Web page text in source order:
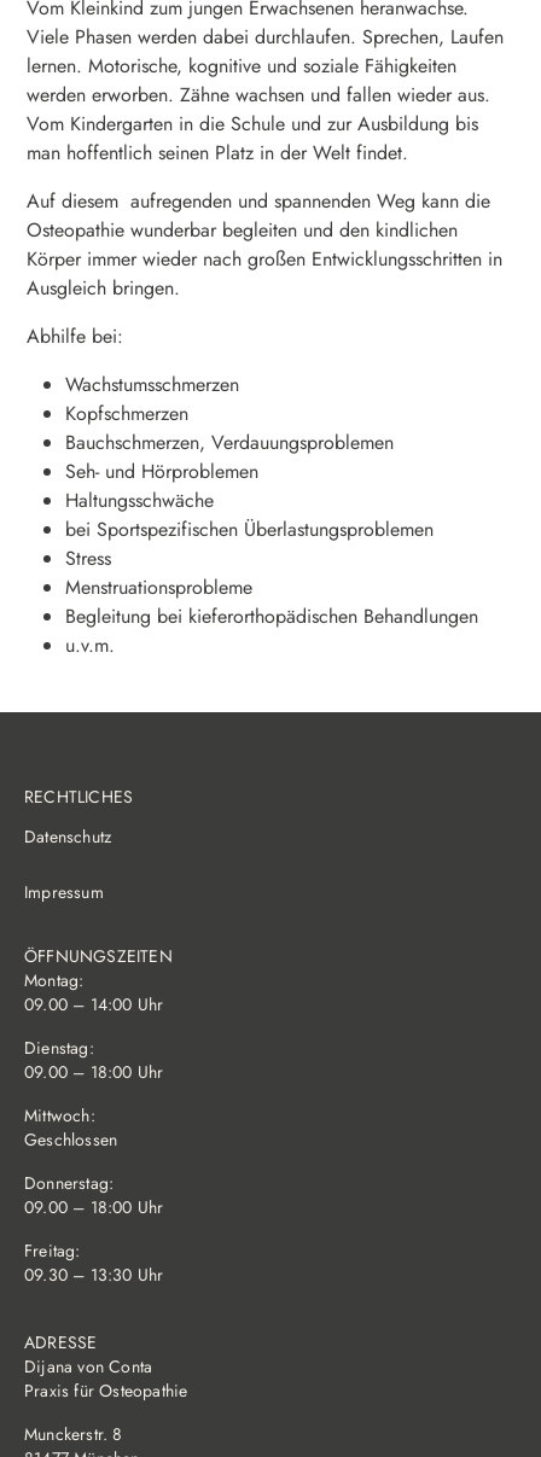
Vom Kleinkind zum jungen Erwachsenen heranwachse.
Viele Phasen werden dabei durchlaufen. Sprechen, Laufen
lernen. Motorische, kognitive und soziale Fähigkeiten
werden erworben. Zähne wachsen und fallen wieder aus.
Vom Kindergarten in die Schule und zur Ausbildung bis
man hoffentlich seinen Platz in der Welt findet.
Auf diesem aufregenden und spannenden Weg kann die
Osteopathie wunderbar begleiten und den kindlichen
Körper immer wieder nach großen Entwicklungsschritten in
Ausgleich bringen.
Abhilfe bei:
Wachstumsschmerzen
Kopfschmerzen
Bauchschmerzen, Verdauungsproblemen
Seh- und Hörproblemen
Haltungsschwäche
bei Sportspezifischen Überlastungsproblemen
Stress
Menstruationsprobleme
Begleitung bei kieferorthopädischen Behandlungen
u.v.m.
RECHTLICHES
Datenschutz
Impressum
ÖFFNUNGSZEITEN
Montag:
09.00 – 14:00 Uhr
Dienstag:
09.00 – 18:00 Uhr
Mittwoch:
Geschlossen
Donnerstag:
09.00 – 18:00 Uhr
Freitag:
09.30 – 13:30 Uhr
ADRESSE
Dijana von Conta
Praxis für Osteopathie
Munckerstr. 8